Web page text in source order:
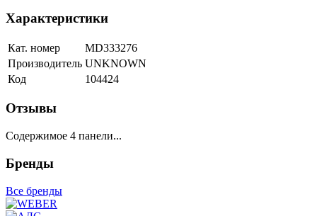
Характеристики
Кат. номер
MD333276
Производитель UNKNOWN
Код
104424
Отзывы
Содержимое 4 панели...
Бренды
Все бренды